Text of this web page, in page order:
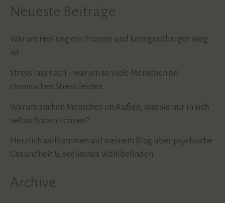
Neueste Beiträge
Warum Heilung ein Prozess und kein gradliniger Weg
ist
Stress lass nach – warum so viele Menschen an
chronischen Stress leiden.
Warum suchen Menschen im Außen, was sie nur in sich
selbst finden können?
Herzlich willkommen auf meinem Blog über psychische
Gesundheit & seelisches Wohlbefinden
Archive